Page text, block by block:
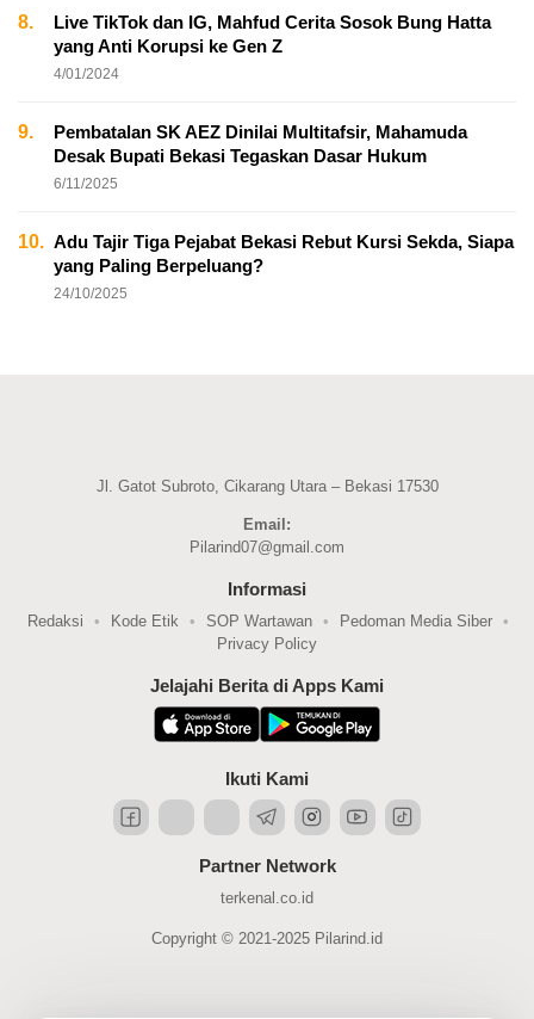
8.
Live TikTok dan IG, Mahfud Cerita Sosok Bung Hatta
yang Anti Korupsi ke Gen Z
4/01/2024
9.
Pembatalan SK AEZ Dinilai Multitafsir, Mahamuda
Desak Bupati Bekasi Tegaskan Dasar Hukum
6/11/2025
10. Adu Tajir Tiga Pejabat Bekasi Rebut Kursi Sekda, Siapa
yang Paling Berpeluang?
24/10/2025
Jl. Gatot Subroto, Cikarang Utara – Bekasi 17530
Email:
Pilarind07@gmail.com
Informasi
Redaksi Kode Etik SOP Wartawan
Pedoman Media Siber
Privacy Policy
Jelajahi Berita di Apps Kami
Ikuti Kami
Partner Network
terkenal.co.id
Copyright © 2021-2025 Pilarind.id